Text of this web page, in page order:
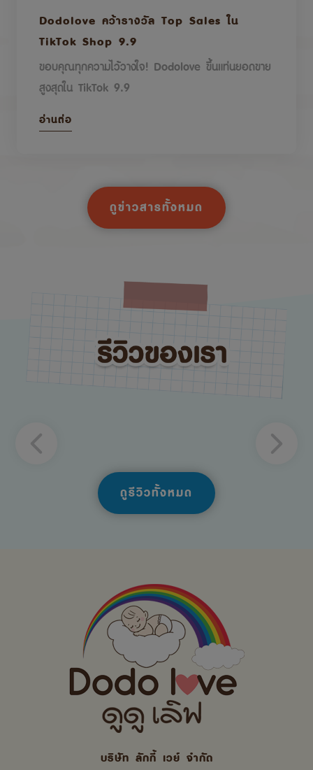
Dodolove คว้ารางวัล Top Sales ใน
TikTok Shop 9.9
ขอบคุณทุกความไว้วางใจ! Dodolove ขึ้นแท่นยอดขาย
สูงสุดใน TikTok 9.9
อ่านต่อ
ดูข่าวสารทั้งหมด
ดูรีวิวทั้งหมด
บริษัท ลักกี้ เวย์ จํากัด